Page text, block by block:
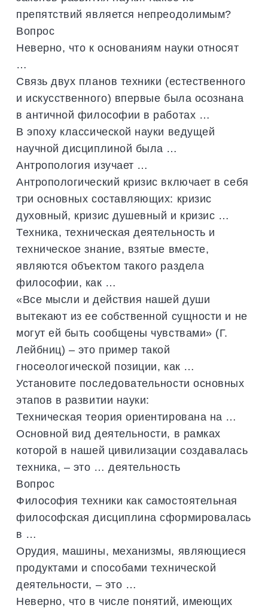
препятствий является непреодолимым?
Вопрос
Неверно, что к основаниям науки относят
…
Связь двух планов техники (естественного
и искусственного) впервые была осознана
в античной философии в работах …
В эпоху классической науки ведущей
научной дисциплиной была …
Антропология изучает …
Антропологический кризис включает в себя
три основных составляющих: кризис
духовный, кризис душевный и кризис …
Техника, техническая деятельность и
техническое знание, взятые вместе,
являются объектом такого раздела
философии, как …
«Все мысли и действия нашей души
вытекают из ее собственной сущности и не
могут ей быть сообщены чувствами» (Г.
Лейбниц) – это пример такой
гносеологической позиции, как …
Установите последовательности основных
этапов в развитии науки:
Техническая теория ориентирована на …
Основной вид деятельности, в рамках
которой в нашей цивилизации создавалась
техника, – это … деятельность
Вопрос
Философия техники как самостоятельная
философская дисциплина сформировалась
в …
Орудия, машины, механизмы, являющиеся
продуктами и способами технической
деятельности, – это …
Неверно, что в числе понятий, имеющих